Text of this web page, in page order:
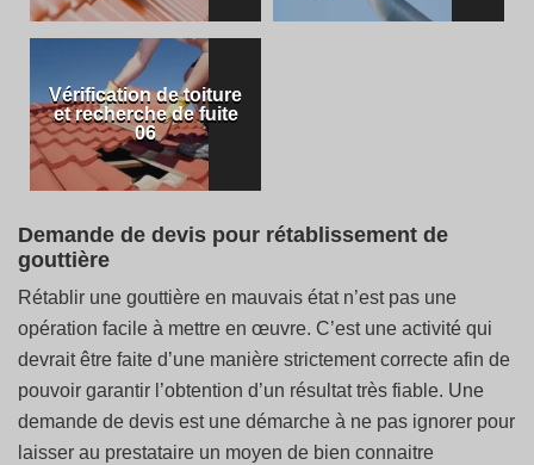
Vérification de toiture
et recherche de fuite
06
Demande de devis pour rétablissement de
gouttière
Rétablir une gouttière en mauvais état n’est pas une
opération facile à mettre en œuvre. C’est une activité qui
devrait être faite d’une manière strictement correcte afin de
pouvoir garantir l’obtention d’un résultat très fiable. Une
demande de devis est une démarche à ne pas ignorer pour
laisser au prestataire un moyen de bien connaitre